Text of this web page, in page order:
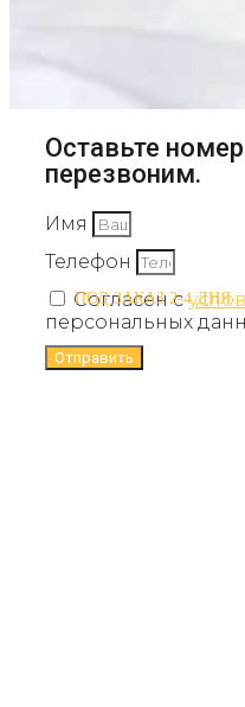
ПОД ЗАКАЗ 2-4 ДНЯ
Оставьте
перезвоним.
Имя
Телефон
Согласен с
персональных
Отправить